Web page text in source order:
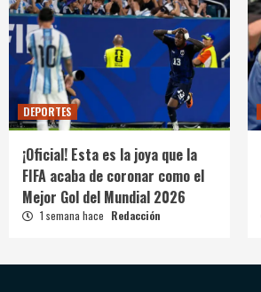
DEPORTES
¡Oficial! Esta es la joya que la
FIFA acaba de coronar como el
Mejor Gol del Mundial 2026
1 semana hace Redacción